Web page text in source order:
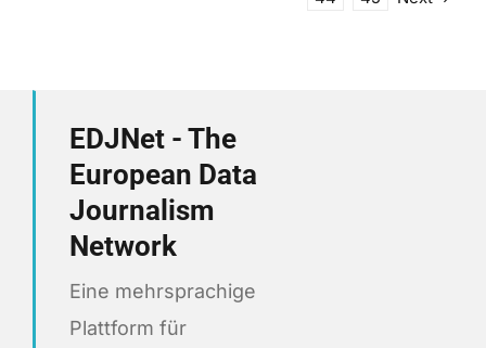
EDJNet - The
European Data
Journalism
Network
Eine mehrsprachige
Plattform für